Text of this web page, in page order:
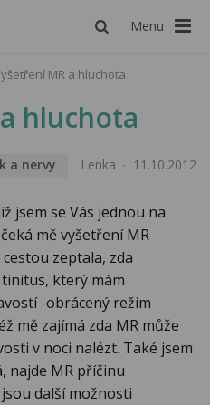
Menu
MR a hluchota
hluchota
a nervy Lenka 11.10.2012
jsem se Vás jednou na
mě vyšetření MR
zeptala, zda
který mám
-obrácený režim
mě zajímá zda MR může
v noci nalézt. Také jsem
najde MR příčinu
další možnosti